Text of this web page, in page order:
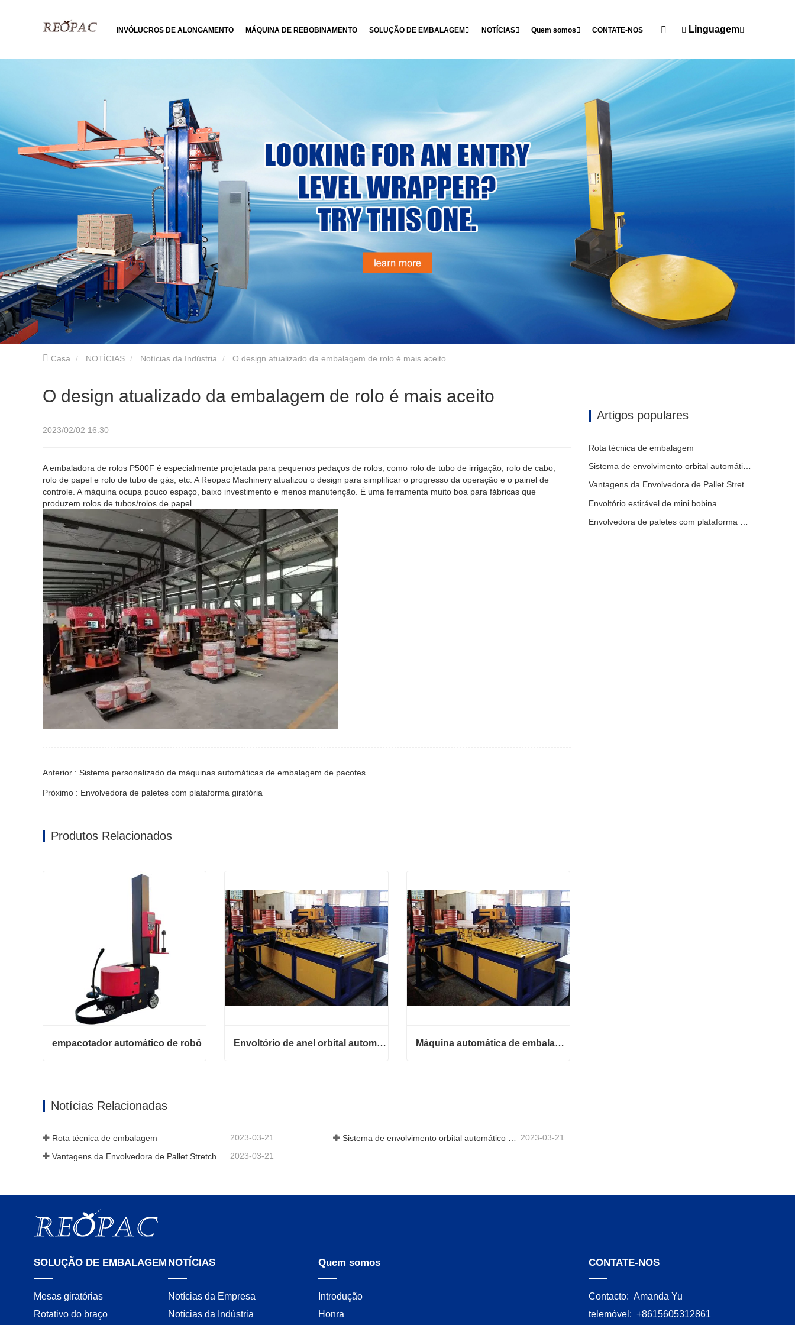
INVÓLUCROS DE ALONGAMENTO MÁQUINA DE REBOBINAMENTO SOLUÇÃO DE EMBALAGEM NOTÍCIAS Quem somos CONTATE-NOS Linguagem
Casa NOTÍCIAS Notícias da Indústria O design atualizado da embalagem de rolo é mais aceito
O design atualizado da embalagem de rolo é mais aceito
2023/02/02 16:30
A embaladora de rolos P500F é especialmente projetada para pequenos pedaços de rolos, como rolo de tubo de irrigação, rolo de cabo,
rolo de papel e rolo de tubo de gás, etc. A Reopac Machinery atualizou o design para simplificar o progresso da operação e o painel de
controle. A máquina ocupa pouco espaço, baixo investimento e menos manutenção. É uma ferramenta muito boa para fábricas que
produzem rolos de tubos/rolos de papel.
Anterior : Sistema personalizado de máquinas automáticas de embalagem de pacotes
Próximo : Envolvedora de paletes com plataforma giratória
Produtos Relacionados
empacotador automático de robô Envoltório de anel orbital automático para bobina Máquina automática de embalagem de bobina de fio
Notícias Relacionadas
Rota técnica de embalagem 2023-03-21 2023-03-21
Vantagens da Envolvedora de Pallet Stretch 2023-03-21
Artigos populares
Rota técnica de embalagem
Sistema de envolvimento orbital automático envolve 6 lados no material
Vantagens da Envolvedora de Pallet Stretch
Envoltório estirável de mini bobina
SOLUÇÃO DE EMBALAGEM
Mesas giratórias
Rotativo do braço
NOTÍCIAS
Notícias da Empresa
Notícias da Indústria
Quem somos
Introdução
Honra
CONTATE-NOS
Contacto: Amanda Yu
telemóvel: +8615605312861